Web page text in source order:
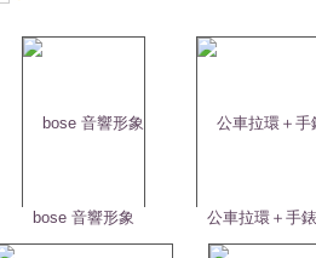
bose 音響形象 公車拉環＋手